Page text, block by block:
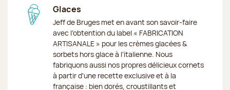
Glaces
Jeff de Bruges met en avant son savoir-faire
avec l’obtention du label « FABRICATION
ARTISANALE » pour les crèmes glacées &
sorbets hors glace à l’italienne. Nous
fabriquons aussi nos propres délicieux cornets
à partir d'une recette exclusive et à la
française : bien dorés, croustillants et